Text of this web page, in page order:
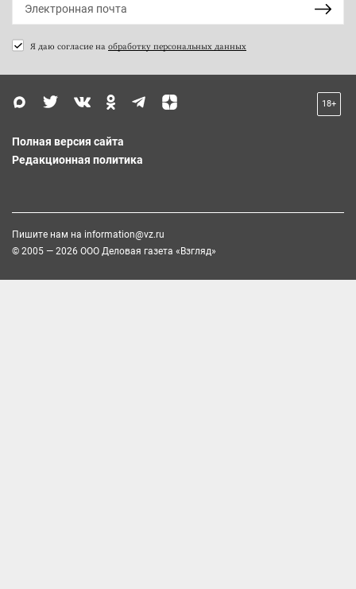
Я даю согласие на обработку персональных данных
18+
Полная версия сайта
Редакционная политика
Пишите нам на information@vz.ru
© 2005 — 2026 ООО Деловая газета «Взгляд»